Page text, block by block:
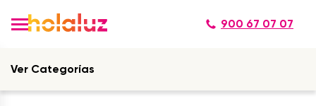
900 67 07 07
Ver Categorías